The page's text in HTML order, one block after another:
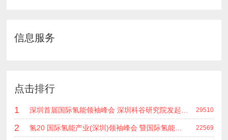
信息服务
点击排行
1 深圳首届国际氢能领袖峰会 深圳科谷研究院发起主办 在深能源集团成功召开 会上相关单位 研发机构 龙头企业等签约合作 29510
2 氢20 国际氢能产业(深圳)领袖峰会 暨国际氢能产业链展览会 22569